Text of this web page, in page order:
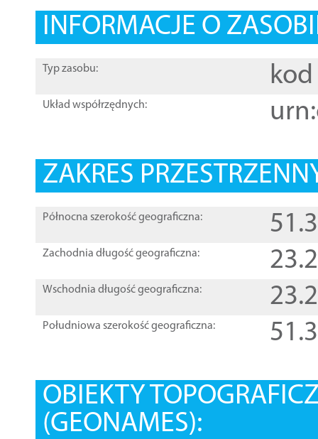
INFORMACJE O
Typ zasobu: kod
Układ współrzędnych:
ZAKRES
Północna szerokość geograficzna:
Zachodnia długość geograficzna:
Wschodnia długość geograficzna:
Południowa szerokość geograficzna:
OBIEKTY
(GEONAMES):